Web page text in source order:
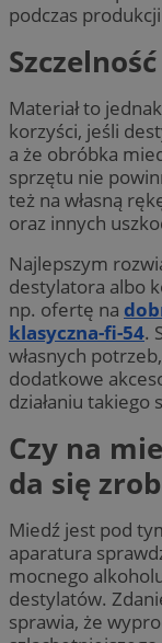
podczas
Materiał to
korzyści, jeśli
a że obróbka
sprzętu nie
też na własną
oraz innych
Najlepszym
destylatora albo
np. ofertę na
klasyczna-fi-54.
własnych
dodatkowe
działaniu takiego
Czy na
da się
Miedź jest pod
aparatura
mocnego
destylatów.
sprawia, że